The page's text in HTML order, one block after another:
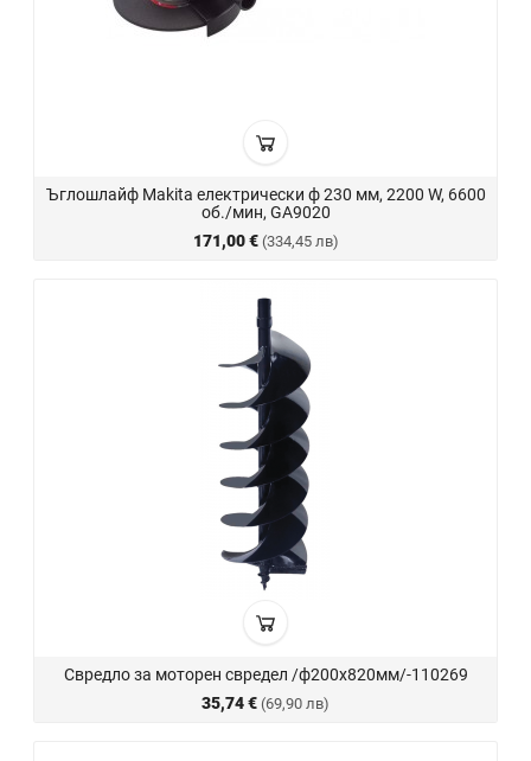
Ъглошлайф Makita електрически ф 230 мм, 2200 W, 6600
об./мин, GA9020
171,00 € (334,45 лв)
Свредло за моторен свредел /ф200х820мм/-110269
35,74 € (69,90 лв)